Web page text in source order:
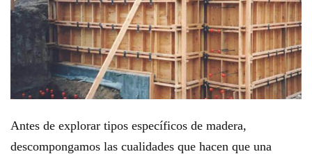
Antes de explorar tipos específicos de madera,
descompongamos las cualidades que hacen que una